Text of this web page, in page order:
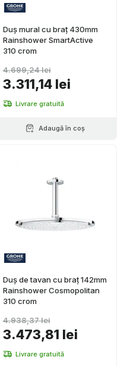
Duș mural cu braț 430mm
Rainshower SmartActive
310 crom
3.311,14 lei
4.699,24 lei
Livrare gratuită
Adaugă în coș
Duș de tavan cu braț 142mm
Rainshower Cosmopolitan
310 crom
3.473,81 lei
4.938,37 lei
Livrare gratuită